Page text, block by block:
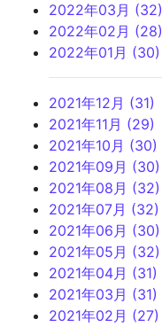
2022年03月 (32)
2022年02月 (28)
2022年01月 (30)
2021年12月 (31)
2021年11月 (29)
2021年10月 (30)
2021年09月 (30)
2021年08月 (32)
2021年07月 (32)
2021年06月 (30)
2021年05月 (32)
2021年04月 (31)
2021年03月 (31)
2021年02月 (27)